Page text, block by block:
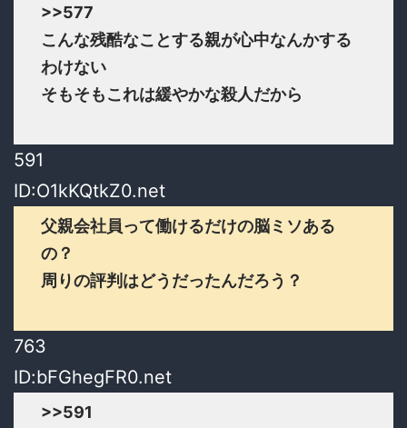
>>577
こんな残酷なことする親が心中なんかする
わけない
そもそもこれは緩やかな殺人だから
591
ID:O1kKQtkZ0.net
父親会社員って働けるだけの脳ミソある
の？
周りの評判はどうだったんだろう？
763
ID:bFGhegFR0.net
>>591